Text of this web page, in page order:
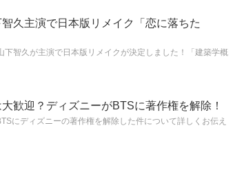
久主演で日本版リメイク「恋に落ちた
智久が主演で日本版リメイクが決定しました！「建築学概
歓迎？ディズニーがBTSに著作権を解除！
にディズニーの著作権を解除した件について詳しくお伝え